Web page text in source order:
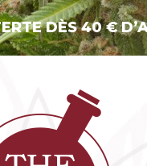
DÈS 40 €